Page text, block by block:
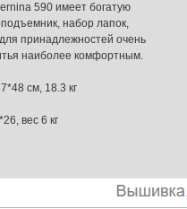
590 имеет богатую
набор лапок,
принадлежностей очень
наиболее комфортным.
см, 18.3 кг
вес 6 кг